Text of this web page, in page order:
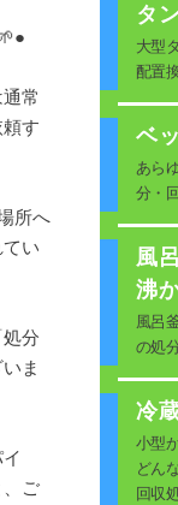
常
す
所へ
い
分
ま
ご
タ
大型
配置
ベ
あら
分・
風
沸
風呂
の処
冷
小型
どん
回収